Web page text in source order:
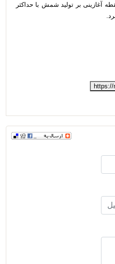
آغازینی بر تولید شمش با حداکثر
https://